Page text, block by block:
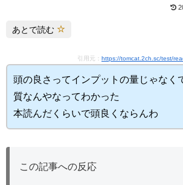
あとで読む
引用元： https://tomcat.2ch.sc/test/
頭の良さってインプットの量じゃなく
質なんやなってわかった
本読んだくらいで頭良くならんわ
この記事への反応